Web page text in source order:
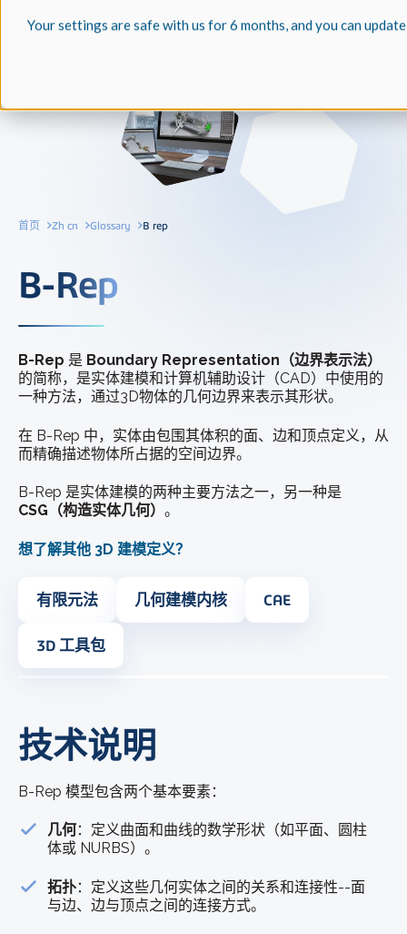
Your settings are safe with us for 6 months, and you can
首页 Zh cn Glossary B rep
B-Rep
B-Rep 是 Boundary Representation（边界表示法）
的简称，是实体建模和计算机辅助设计（CAD）中使用的
一种方法，通过3D物体的几何边界来表示其形状。
在 B-Rep 中，实体由包围其体积的面、边和顶点定义，从
而精确描述物体所占据的空间边界。
B-Rep 是实体建模的两种主要方法之一，另一种是
CSG（构造实体几何） 。
想了解其他 3D 建模定义？
有限元法 几何建模内核 CAE
3D 工具包
技术说明
B-Rep 模型包含两个基本要素：
几何：定义曲面和曲线的数学形状（如平面、圆柱
体或 NURBS）。
拓扑：定义这些几何实体之间的关系和连接性--面
与边、边与顶点之间的连接方式。